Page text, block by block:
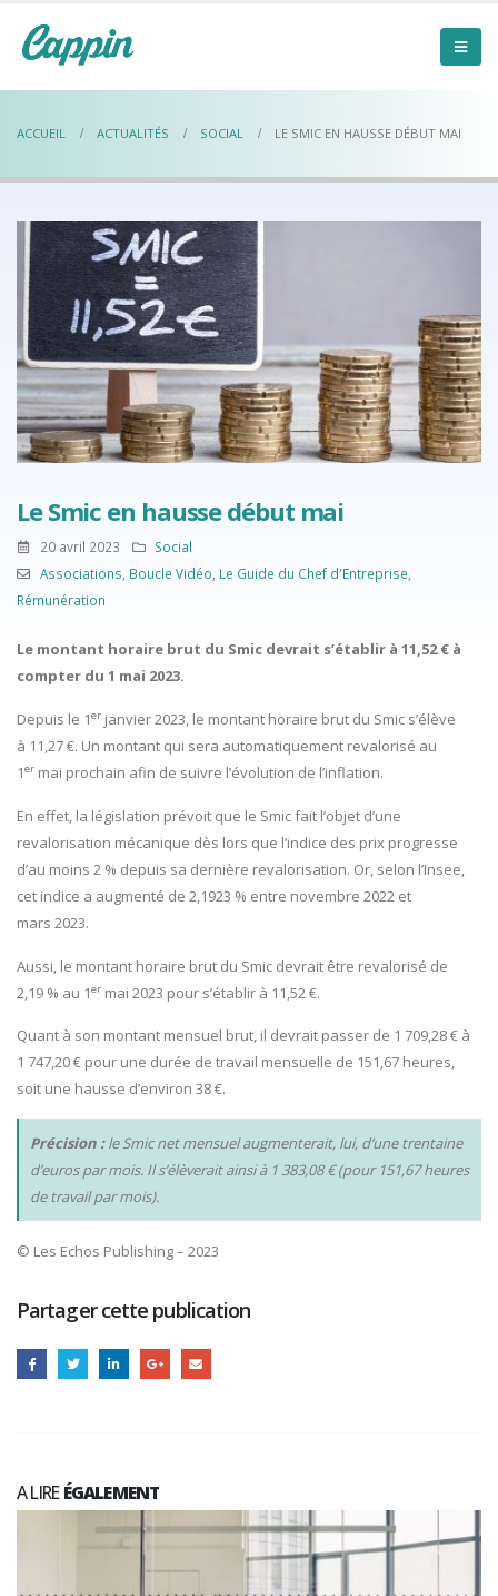
ACCUEIL ACTUALITÉS SOCIAL LE SMIC EN HAUSSE DÉBUT MAI
Le Smic en hausse début mai
20 avril 2023
Social
Associations Boucle Vidéo Le Guide du Chef d'Entreprise
Rémunération
Le montant horaire brut du Smic devrait s’établir à 11,52 € à
compter du 1 mai 2023.
Depuis le 1er janvier 2023, le montant horaire brut du Smic s’élève
à 11,27 €. Un montant qui sera automatiquement revalorisé au
1er mai prochain afin de suivre l’évolution de l’inflation.
En effet, la législation prévoit que le Smic fait l’objet d’une
revalorisation mécanique dès lors que l’indice des prix progresse
d’au moins 2 % depuis sa dernière revalorisation. Or, selon l’Insee,
cet indice a augmenté de 2,1923 % entre novembre 2022 et
mars 2023.
Aussi, le montant horaire brut du Smic devrait être revalorisé de
2,19 % au 1er mai 2023 pour s’établir à 11,52 €.
Quant à son montant mensuel brut, il devrait passer de 1 709,28 € à
1 747,20 € pour une durée de travail mensuelle de 151,67 heures,
soit une hausse d’environ 38 €.
Précision :le Smic net mensuel augmenterait, lui, d’une trentaine
d’euros par mois. Il s’élèverait ainsi à 1 383,08 € (pour 151,67 heures
de travail par mois).
© Les Echos Publishing – 2023
Partager cette publication
A LIREÉGALEMENT